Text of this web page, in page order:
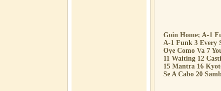
Goin Home; A-1
A-1 Funk 3 Every
Oye Como Va 7
11 Waiting 12
15 Mantra 16
Se A Cabo 20